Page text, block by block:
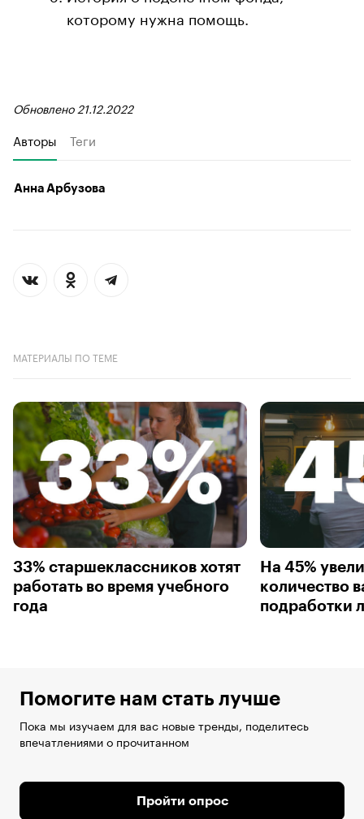
которому нужна помощь.
Обновлено 21.12.2022
Авторы Теги
Анна Арбузова
МАТЕРИАЛЫ ПО ТЕМЕ
33% старшеклассников хотят
работать во время учебного
года
На 45%
количество
подработки
Помогите нам стать лучше
Пока мы изучаем для вас новые тренды, поделитесь
впечатлениями о прочитанном
Пройти опрос